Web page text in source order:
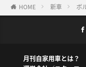
HOME 新車 ボ
月刊自家用車とは？